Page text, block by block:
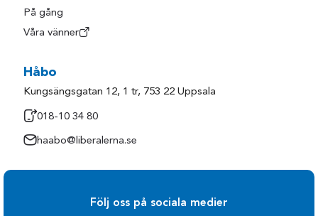
På gång
Våra vänner
Håbo
Kungsängsgatan 12, 1 tr, 753 22 Uppsala
018-10 34 80
haabo@liberalerna.se
Följ oss på sociala medier